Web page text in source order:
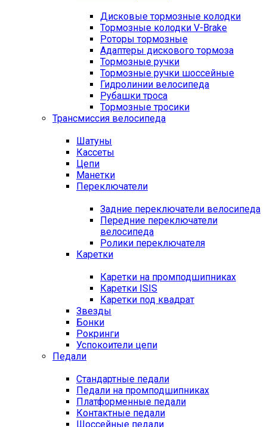
Дисковые тормозные колодки
Тормозные колодки V-Brake
Роторы тормозные
Адаптеры дискового тормоза
Тормозные ручки
Тормозные ручки шоссейные
Гидролинии велосипеда
Рубашки троса
Тормозные тросики
Трансмиссия велосипеда
Шатуны
Кассеты
Цепи
Манетки
Переключатели
Задние переключатели велосипеда
Передние переключатели
велосипеда
Ролики переключателя
Каретки
Каретки на промподшипниках
Каретки ISIS
Каретки под квадрат
Звезды
Бонки
Рокринги
Успокоители цепи
Педали
Стандартные педали
Педали на промподшипниках
Платформенные педали
Контактные педали
Шоссейные педали